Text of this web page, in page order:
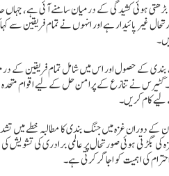
ہوئی کشیدگی کے درمیان سامنے آئی ہے، جہاں
غیر پائیدار ہے اور انہوں نے تمام فریقین سے
بندی کے حصول اور اس میں شامل تمام فریقین
نے تنازع کے پرامن حل کے لیے اقوام متحدہ کے
لیے کام کریں۔
کے دوران غزہ میں جنگ بندی کا مطالبہ خطے میں
کی بگڑتی ہوئی صورتحال پر عالمی برادری کی
کی اہمیت کو اجاگر کرتی ہے۔